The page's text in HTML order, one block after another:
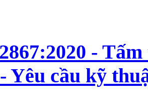
-
Yêu cầu kỹ